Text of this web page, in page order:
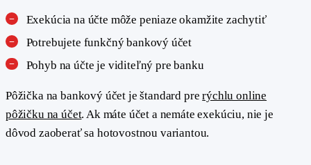
Exekúcia na účte môže peniaze okamžite zachytiť
Potrebujete funkčný bankový účet
Pohyb na účte je viditeľný pre banku
Pôžička na bankový účet je štandard prerýchlu online
pôžičku na účet. Ak máte účet a nemáte exekúciu, nie je
dôvod zaoberať sa hotovostnou variantou.